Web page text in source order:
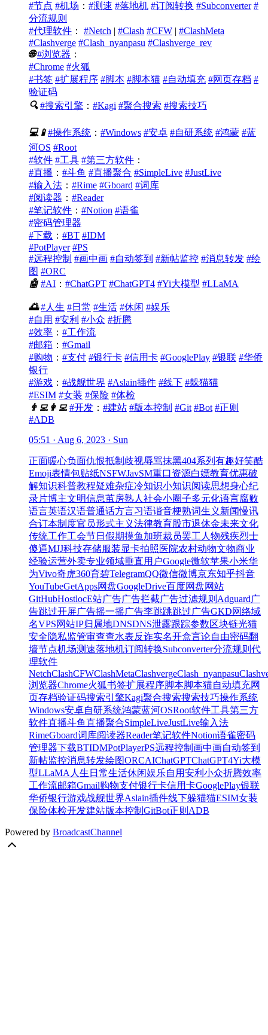
#节点 #机场 ： #测速 #落地机 #订阅转换 #Subconverter #
分流规则
#代理软件 ： #Netch | #Clash #CFW | #ClashMeta
#Clashverge #Clash_nyanpasu #Clashverge_rev
🌐 #浏览器 ：
#Chrome #火狐
#书签 #扩展程序 #脚本 #脚本猫 #自动填充 #网页存档 #
验证码
🔍 #搜索引擎 ： #Kagi #聚合搜索 #搜索技巧
💻📱#操作系统 ： #Windows #安卓 #自研系统 #鸿蒙 #蓝
河OS #Root
#软件 #工具 #第三方软件 ：
#直播 ： #斗鱼 #直播聚合 #SimpleLive #JustLive
#输入法 ： #Rime #Gboard #词库
#阅读器 ： #Reader
#笔记软件 ： #Notion #语雀
#密码管理器
#下载 ： #BT #IDM
#PotPlayer #PS
#远程控制 #画中画 #自动签到 #新帖监控 #消息转发 #绘
图 #ORC
🤖 #AI ： #ChatGPT #ChatGPT4 #Yi大模型 #LLaMA
🌅 #人生 #日常 #生活 #休闲 #娱乐
#自用 #安利 #小众 #折腾
#效率 ： #工作流
#邮箱 ： #Gmail
#购物 ： #支付 #银行卡 #信用卡 #GooglePlay #银联 #华侨
银行
#游戏 ： #战舰世界 #Aslain插件 #线下 #躲猫猫
#ESIM #女装 #保险 #体检
👨‍💻👩‍💻 #开发 ： #建站 #版本控制 #Git #Bot #正则
#ADB
05:51 · Aug 6, 2023 · Sun
正面暖心负面仇恨抵制 歧视辱骂抹黑404系列 有趣好笑酷
Emoji表情包贴纸NSFWJavSM重口资源白嫖教育优惠破
解知识科普教程疑难杂症冷知识小知识阅读思想身心纪
录片博主文明信息茧房熟人社会小圈子多元化语言腐败
语言英语汉语普通话方言习语谐音梗熟词生义 新闻慢讯
合订本制度官员形式主义法律教育股市退休金未来文化
传统工作工会节日 假期摸鱼 加班裁员罢工 人物残疾烈士
傻逼MJJ科技存储服装显卡拍照医院农村动物文物商业
经验运营外卖专业领域垂直用户Google微软苹果小米华
为Vivo奇虎360育碧TelegramQQ微信微博京东知乎抖音
YouTubeGetApps网盘GoogleDrive百度网盘网站
GitHubHostlocE站广告广告拦截广告过滤规则 Adguard广
告跳过开屏广告摇一摇广告李跳跳跳过广告GKD网络域
名VPS网站IP归属地DNSDNS泄露跟踪参数区块链光猫
安全隐私监管审查查水表反诈实名开盒言论自由密码翻
墙节点机场测速落地机订阅转换Subconverter分流规则 代
理软件
NetchClashCFWClashMetaClashvergeClash_nyanpasu
浏览器Chrome火狐书签扩展程序脚本脚本猫自动填充网
页存档验证码搜索引擎Kagi聚合搜索搜索技巧操作系统
Windows安卓自研系统鸿蒙蓝河OSRoot软件工具第三方
软件直播斗鱼直播聚合SimpleLiveJustLive输入法
RimeGboard词库阅读器Reader笔记软件Notion语雀密码
管理器下载BTIDMPotPlayerPS远程控制 画中画自动签到
新帖监控消息转发绘图ORCAIChatGPTChatGPT4Yi大模
型LLaMA 人生 日常生活休闲娱乐自用安利 小众折腾效率
工作流邮箱Gmail购物支付银行卡信用卡GooglePlay银联
华侨银行游戏战舰世界Aslain插件线下躲猫猫ESIM女装
保险体检开发建站版本控制 GitBot正则 ADB
Powered by BroadcastChannel